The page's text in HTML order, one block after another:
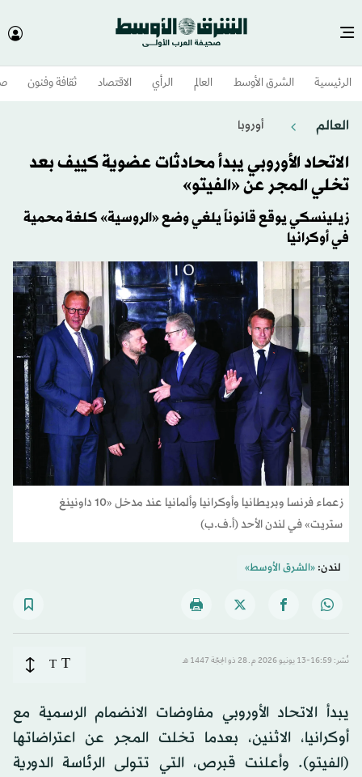
الرئيسية الشرق الأوسط​ العالم الرأي الاقتصاد ثقافة وفنون
العالم أوروبا
الاتحاد الأوروبي يبدأ محادثات عضوية كييف بعد
تخلي المجر عن «الفيتو»
زيلينسكي يوقع قانوناً يلغي وضع «الروسية» كلغة محمية
في أوكرانيا
زعماء فرنسا وبريطانيا وأوكرانيا وألمانيا عند مدخل «10 داونينغ
ستريت» في لندن الأحد (أ.ف.ب)
لندن:«الشرق الأوسط»
نُشر: 16:59-13 يونيو 2026 م ـ 28 ذو الحِجّة 1447 هـ T
T
يبدأ الاتحاد الأوروبي مفاوضات الانضمام الرسمية مع
أوكرانيا، الاثنين، بعدما تخلت المجر عن اعتراضاتها
(الفيتو). وأعلنت قبرص، التي تتولى الرئاسة الدورية